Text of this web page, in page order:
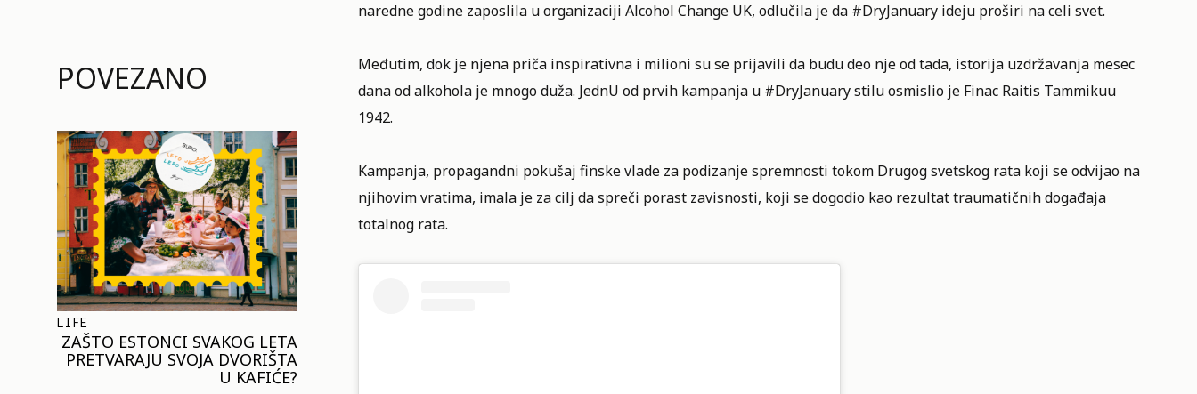
POVEZANO
LIFE
ZAŠTO ESTONCI SVAKOG LETA
PRETVARAJU SVOJA DVORIŠTA
U KAFIĆE?
naredne godine zaposlila u organizaciji Alcohol Change UK, odlučila je da #DryJanuary ideju proširi na celi svet.
Međutim, dok je njena priča inspirativna i milioni su se prijavili da budu deo nje od tada, istorija uzdržavanja mesec
dana od alkohola je mnogo duža. JednU od prvih kampanja u #DryJanuary stilu osmislio je Finac Raitis Tammikuu
1942.
Kampanja, propagandni pokušaj finske vlade za podizanje spremnosti tokom Drugog svetskog rata koji se odvijao na
njihovim vratima, imala je za cilj da spreči porast zavisnosti, koji se dogodio kao rezultat traumatičnih događaja
totalnog rata.